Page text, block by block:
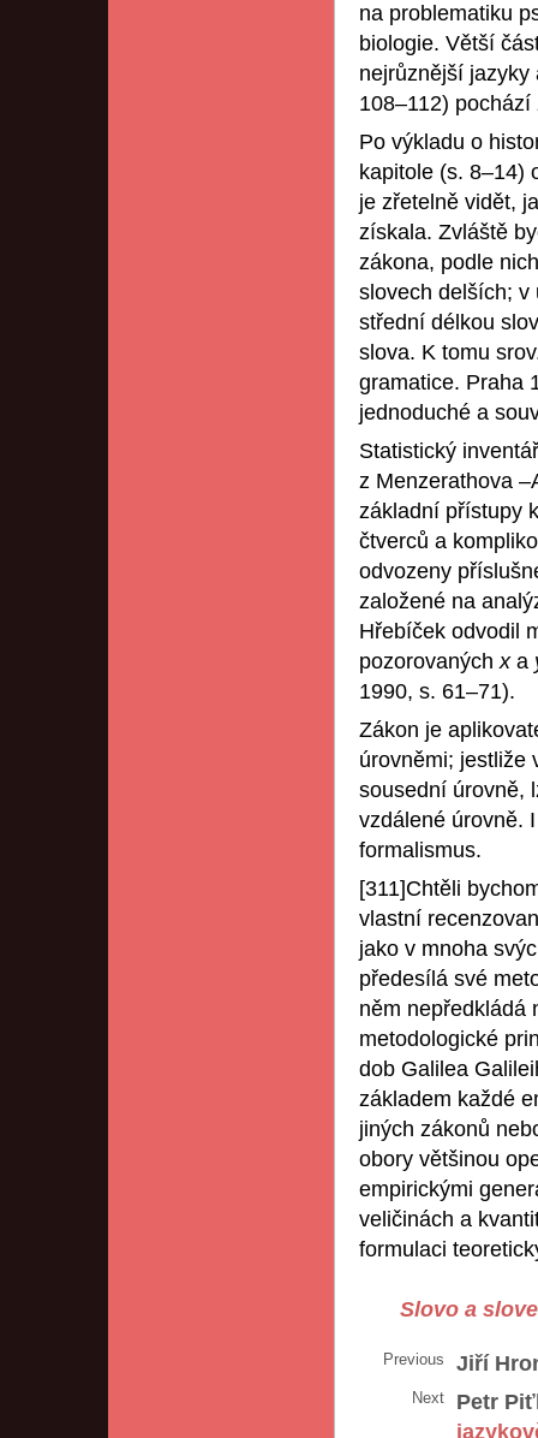
na problematiku
biologie. Větší
nejrůznější jazyky
108–112)
Po výkladu o
kapitole (s. 8–14)
je zřetelně vidět,
získala. Zvláště
zákona, podle
slovech delších; v
střední délkou
slova. K tomu
gramatice. Praha
jednoduché a
Statistický
z Menzerathova
základní přístupy
čtverců a
odvozeny
založené na
Hřebíček odvodil
pozorovanýchx a
1990, s. 61–71).
Zákon je
úrovněmi; jestliže
sousední úrovně,
vzdálené úrovně.
formalismus.
[311]Chtěli
vlastní
jako v mnoha
předesílá své
něm nepředkládá
metodologické
dob Galilea
základem každé
jiných zákonů
obory většinou
empirickými
veličinách a
formulaci
Slovo a
Previous Jiří
Next
Petr